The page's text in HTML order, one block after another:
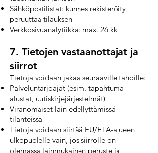
Sähköpostilistat: kunnes rekisteröity
peruuttaa tilauksen
Verkkosivuanalytiikka: max. 26 kk
7. Tietojen vastaanottajat ja
siirrot
Tietoja voidaan jakaa seuraaville tahoille:
Palveluntarjoajat (esim. tapahtuma-
alustat, uutiskirjejärjestelmät)
Viranomaiset lain edellyttämissä
tilanteissa
Tietoja voidaan siirtää EU/ETA-alueen
ulkopuolelle vain, jos siirrolle on
olemassa lainmukainen peruste ja